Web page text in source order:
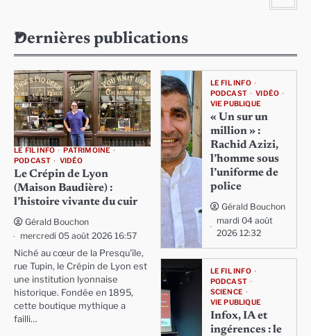
Dernières publications
LE FIL INFO
PATRIMOINE
PODCAST
VIDÉO
Le Crépin de Lyon
(Maison Baudière) :
l’histoire vivante du cuir
Gérald Bouchon
mercredi 05 août 2026 16:57
Niché au cœur de la Presqu'île,
rue Tupin, le Crépin de Lyon est
une institution lyonnaise
historique. Fondée en 1895,
cette boutique mythique a
failli…
LE FIL INFO
PODCAST
VIDÉO
VIE PUBLIQUE
« Un sur un
million » :
Rachid Azizi,
l’homme sous
l’uniforme de
police
Gérald Bouchon
mardi 04 août
2026 12:32
LE FIL INFO
PODCAST
SCIENCE
VIE PUBLIQUE
Infox, IA et
ingérences : le